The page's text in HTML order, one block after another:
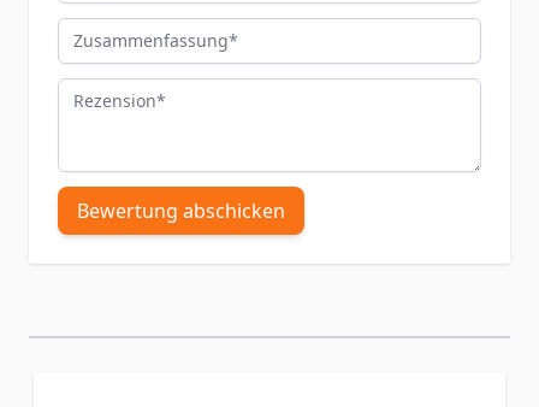
Zusammenfassung
Rezension
Bewertung abschicken